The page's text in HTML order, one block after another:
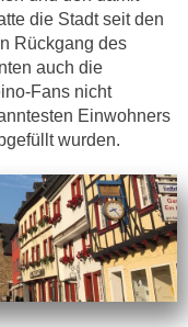
die Stadt seit den
Rückgang des
auch die
Fans nicht
Einwohners
wurden.